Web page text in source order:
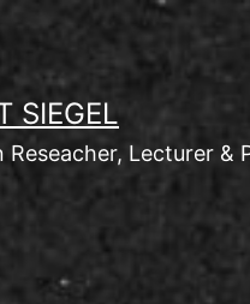
SIEGEL
Reseacher, Lecturer &